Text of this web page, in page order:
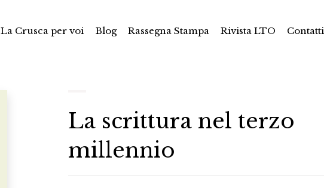
La Crusca per voi Blog Rassegna Stampa Rivista LTO Contatti
La scrittura nel terzo
millennio